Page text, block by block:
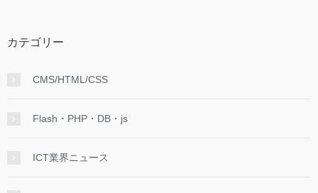
カテゴリー
CMS/HTML/CSS
Flash・PHP・DB・js
ICT業界ニュース